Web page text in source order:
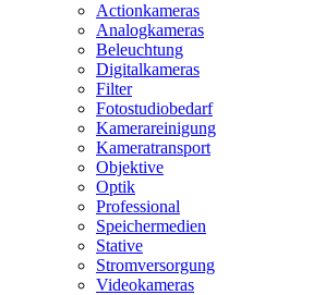
Actionkameras
Analogkameras
Beleuchtung
Digitalkameras
Filter
Fotostudiobedarf
Kamerareinigung
Kameratransport
Objektive
Optik
Professional
Speichermedien
Stative
Stromversorgung
Videokameras